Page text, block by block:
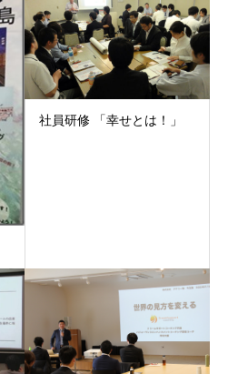
社員研修 「幸せとは！」